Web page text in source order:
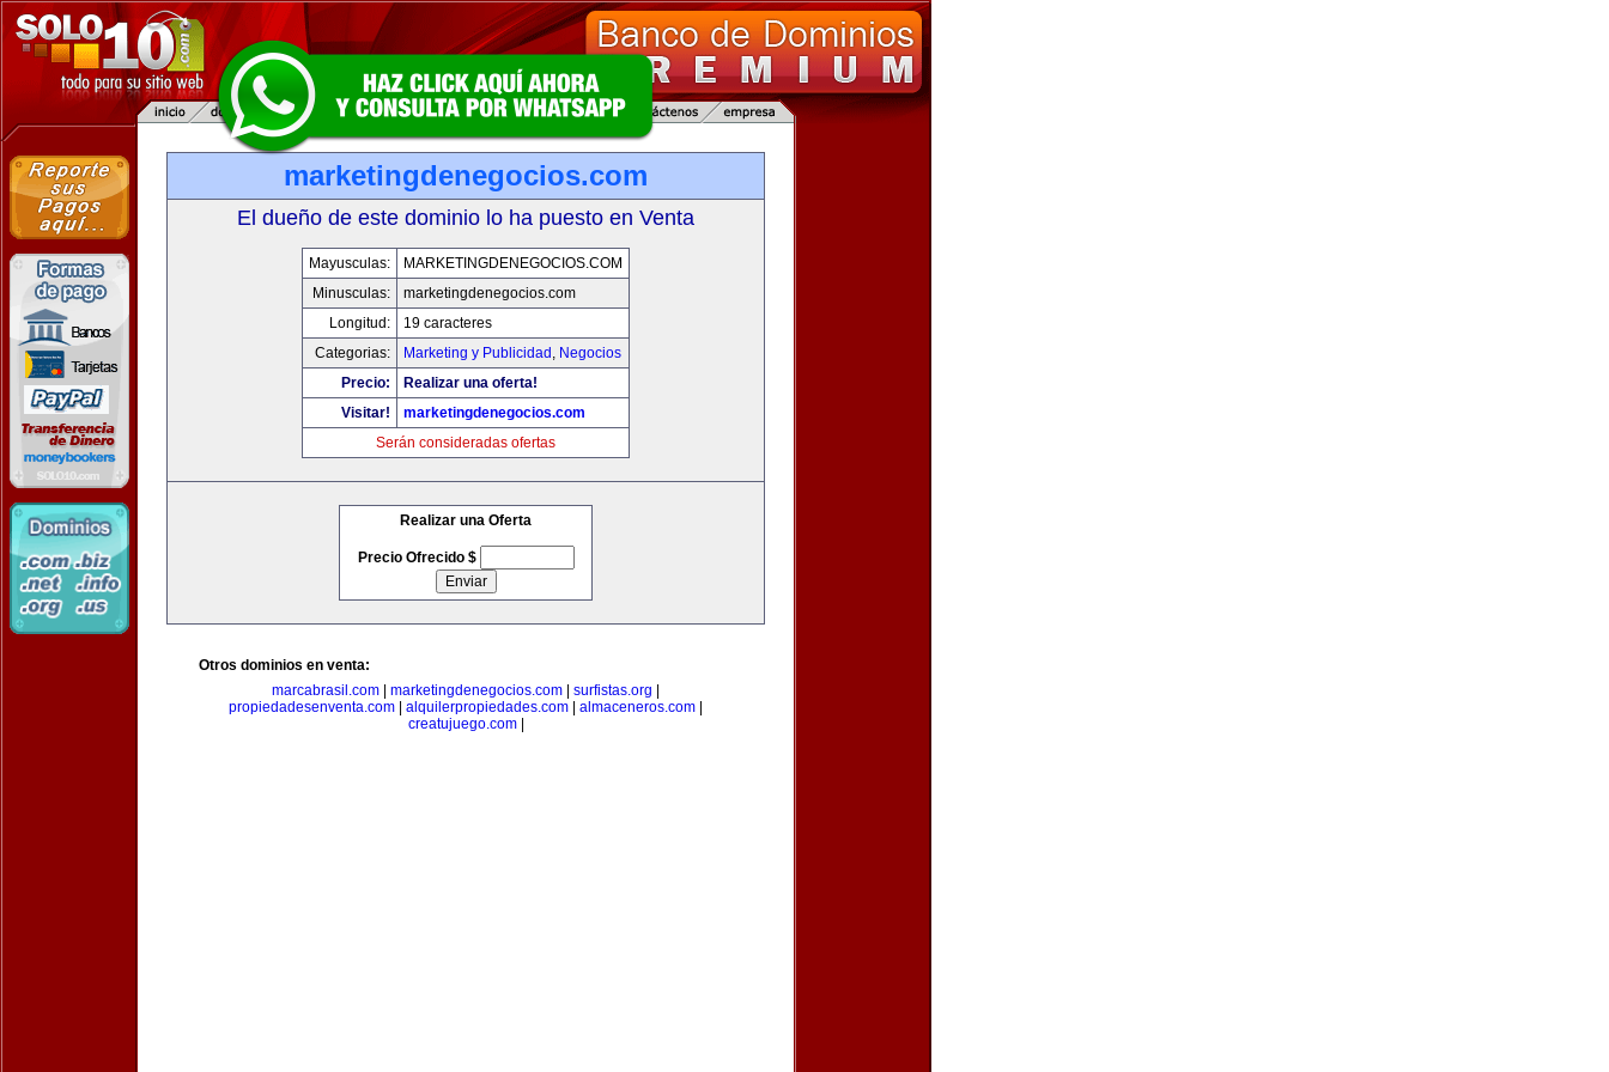
marketingdenegocios.com
El dueño de este dominio lo ha puesto en Venta
Mayusculas:
MARKETINGDENEGOCIOS.COM
Minusculas:
marketingdenegocios.com
Longitud:
19 caracteres
Categorias:
Marketing y Publicidad , Negocios
Precio:
Realizar una oferta!
Visitar!
marketingdenegocios.com
Serán consideradas ofertas
Realizar una Oferta
Precio Ofrecido $
Otros dominios en venta:
marcabrasil.com
marketingdenegocios.com surfistas.org
propiedadesenventa.com
alquilerpropiedades.com almaceneros.com
creatujuego.com|